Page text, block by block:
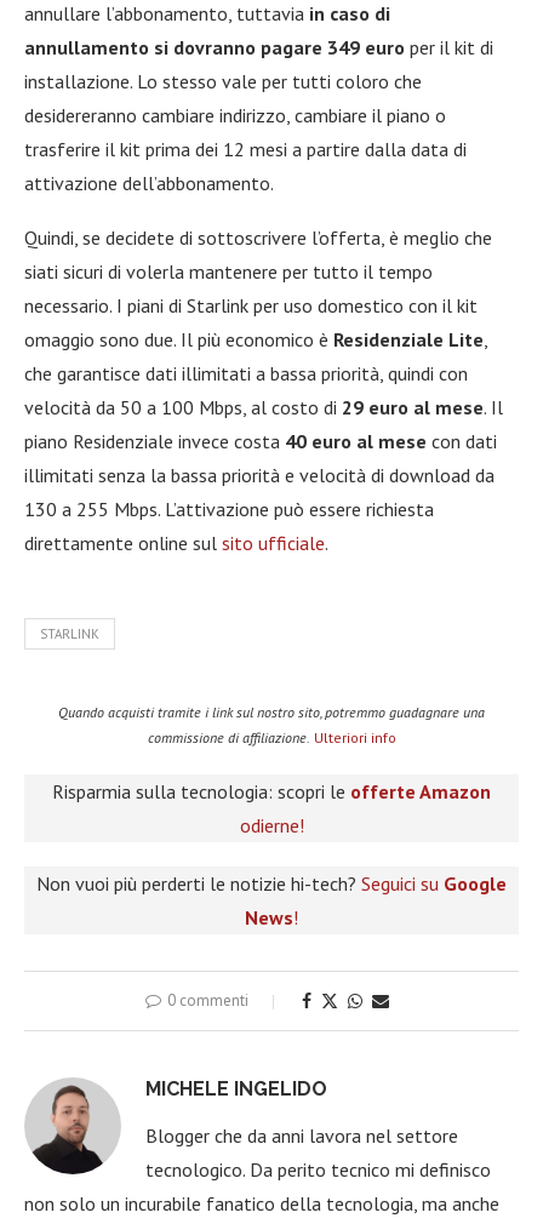
annullare l’abbonamento, tuttavia in caso di
annullamento si dovranno pagare 349 euro per il kit di
installazione. Lo stesso vale per tutti coloro che
desidereranno cambiare indirizzo, cambiare il piano o
trasferire il kit prima dei 12 mesi a partire dalla data di
attivazione dell’abbonamento.
Quindi, se decidete di sottoscrivere l’offerta, è meglio che
siati sicuri di volerla mantenere per tutto il tempo
necessario. I piani di Starlink per uso domestico con il kit
omaggio sono due. Il più economico è Residenziale Lite,
che garantisce dati illimitati a bassa priorità, quindi con
velocità da 50 a 100 Mbps, al costo di 29 euro al mese. Il
piano Residenziale invece costa 40 euro al mese con dati
illimitati senza la bassa priorità e velocità di download da
130 a 255 Mbps. L’attivazione può essere richiesta
direttamente online sul sito ufficiale.
STARLINK
Quando acquisti tramite i link sul nostro sito, potremmo guadagnare una
commissione di affiliazione. Ulteriori info
Risparmia sulla tecnologia: scopri le offerte Amazon
odierne!
Non vuoi più perderti le notizie hi-tech? Seguici su Google
News!
0 commenti
MICHELE INGELIDO
Blogger che da anni lavora nel settore
tecnologico. Da perito tecnico mi definisco
non solo un incurabile fanatico della tecnologia, ma anche